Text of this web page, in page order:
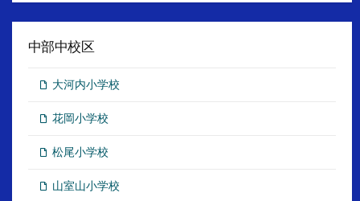
中部中校区
大河内小学校
花岡小学校
松尾小学校
山室山小学校